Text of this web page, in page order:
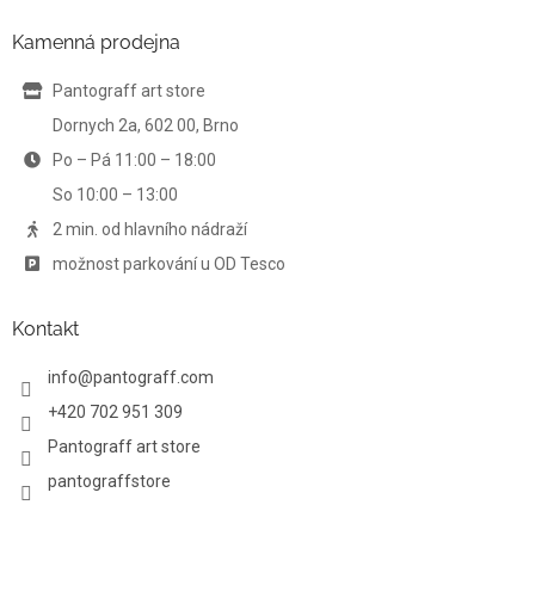
Kamenná prodejna
Pantograff art store
Dornych 2a, 602 00, Brno
Po – Pá 11:00 – 18:00
So 10:00 – 13:00
2 min. od hlavního nádraží
možnost parkování u OD Tesco
Kontakt
info@pantograff.com
+420 702 951 309
Pantograff art store
pantograffstore